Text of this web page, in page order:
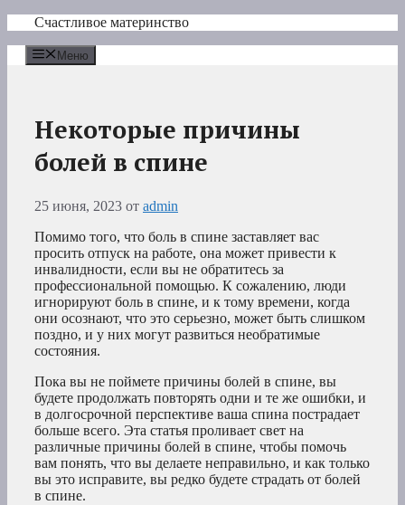
Перейти
содержимому
Счастливое материнство
Меню
Некоторые причины
болей в спине
25 июня, 2023 от admin
Помимо того, что боль в спине заставляет вас
просить отпуск на работе, она может привести к
инвалидности, если вы не обратитесь за
профессиональной помощью. К сожалению, люди
игнорируют боль в спине, и к тому времени, когда
они осознают, что это серьезно, может быть слишком
поздно, и у них могут развиться необратимые
состояния.
Пока вы не поймете причины болей в спине, вы
будете продолжать повторять одни и те же ошибки, и
в долгосрочной перспективе ваша спина пострадает
больше всего. Эта статья проливает свет на
различные причины болей в спине, чтобы помочь
вам понять, что вы делаете неправильно, и как только
вы это исправите, вы редко будете страдать от болей
в спине.